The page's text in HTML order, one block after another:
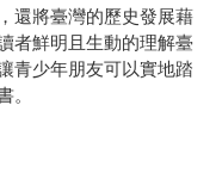
還將臺灣的歷史發展藉
者鮮明且生動的理解臺
青少年朋友可以實地踏
。